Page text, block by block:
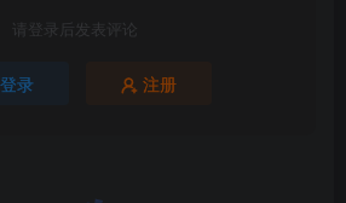
请登录后发表评论
登录 注册